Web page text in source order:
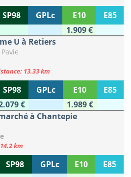
SP98 GPLc E10
E85
1.909 €
U à Retiers
13.33 km
SP98 GPLc E10
E85
€
1.989 €
à Chantepie
km
SP98 GPLc E10
E85